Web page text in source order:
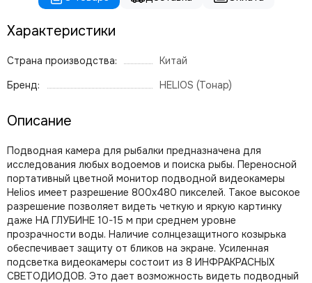
Характеристики
Страна производства:
Китай
Бренд:
HELIOS (Тонар)
Описание
Подводная камера для рыбалки предназначена для
исследования любых водоемов и поиска рыбы. Переносной
портативный цветной монитор подводной видеокамеры
Helios имеет разрешение 800х480 пикселей. Такое высокое
разрешение позволяет видеть четкую и яркую картинку
даже НА ГЛУБИНЕ 10-15 м при среднем уровне
прозрачности воды. Наличие солнцезащитного козырька
обеспечивает защиту от бликов на экране. Усиленная
подсветка видеокамеры состоит из 8 ИНФРАКРАСНЫХ
СВЕТОДИОДОВ. Это дает возможность видеть подводный